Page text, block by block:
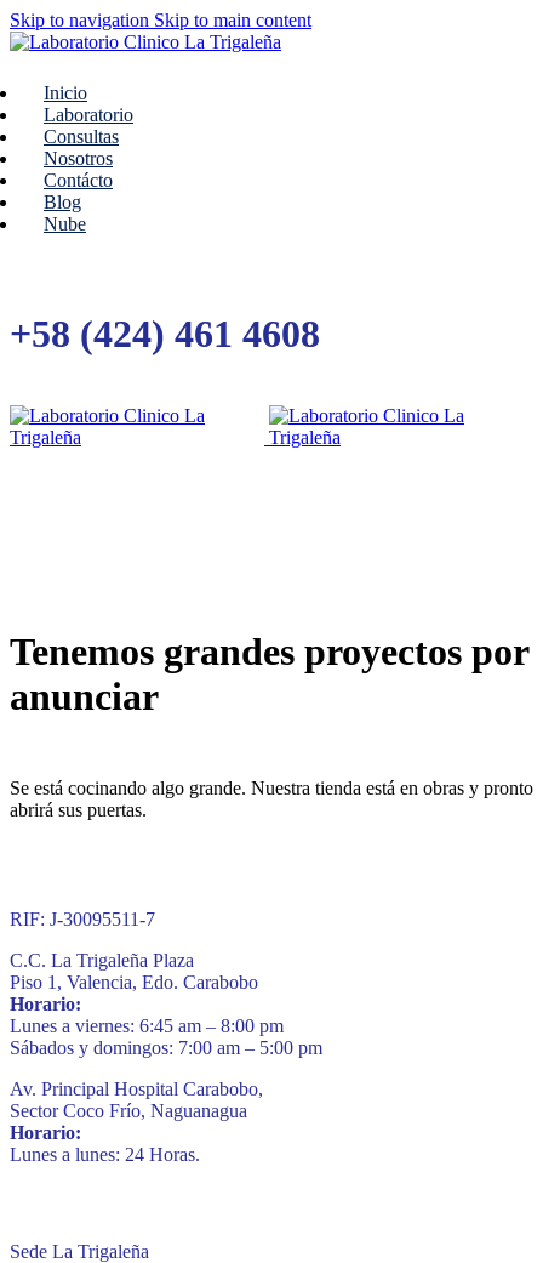
Skip to navigation Skip to main content
Inicio
Laboratorio
Consultas
Nosotros
Contácto
Blog
Nube
+58 (424) 461 4608
Tenemos grandes proyectos por
anunciar
Se está cocinando algo grande. Nuestra tienda está en obras y pronto
abrirá sus puertas.
RIF: J-30095511-7
C.C. La Trigaleña Plaza
Piso 1, Valencia, Edo. Carabobo
Horario:
Lunes a viernes: 6:45 am – 8:00 pm
Sábados y domingos: 7:00 am – 5:00 pm
Av. Principal Hospital Carabobo,
Sector Coco Frío, Naguanagua
Horario:
Lunes a lunes: 24 Horas.
Sede La Trigaleña